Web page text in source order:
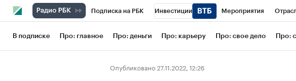
Подписка на РБК Инвестиции Мероприятия
Школа управления РБК РБК Образование
В подписке Про: главное Про: деньги Про: карьеру Про: свое дело Про:
Опубликовано 27.11.2022, 12:26